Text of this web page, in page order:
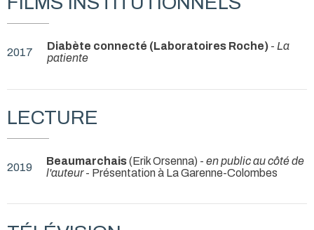
2017 Diabète connecté (Laboratoires Roche) - La
patiente
LECTURE
2019 Beaumarchais(Erik Orsenna) - en public au côté de
l'auteur- Présentation à La Garenne-Colombes